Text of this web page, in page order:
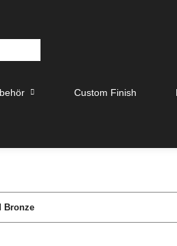
Custom Finish
Bronze